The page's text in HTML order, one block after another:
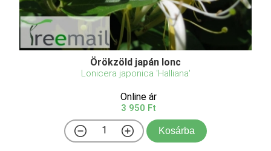
Örökzöld japán lonc
Lonicera japonica 'Halliana'
Online ár
3 950 Ft
Kosárba